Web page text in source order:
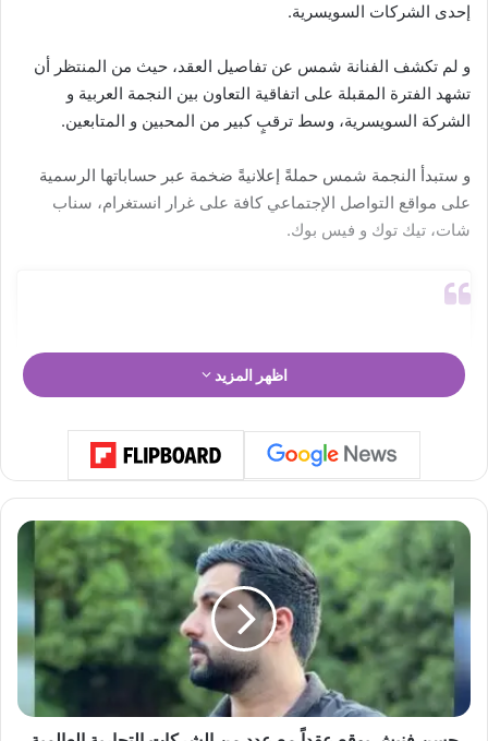
إحدى الشركات السويسرية.
و لم تكشف الفنانة شمس عن تفاصيل العقد، حيث من المنتظر أن
تشهد الفترة المقبلة على اتفاقية التعاون بين النجمة العربية و
الشركة السويسرية، وسط ترقبٍ كبير من المحبين و المتابعين.
و ستبدأ النجمة شمس حملةً إعلانيةً ضخمة عبر حساباتها الرسمية
على مواقع التواصل الإجتماعي كافة على غرار انستغرام، سناب
شات، تيك توك و فيس بوك.
View this post on Instagram
اظهر المزيد
ح
ن
ش
و